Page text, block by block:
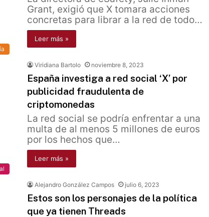
Grant, exigió que X tomara acciones
concretas para librar a la red de todo…
Leer más »
Viridiana Bartolo noviembre 8, 2023
España investiga a red social ‘X’ por
publicidad fraudulenta de
criptomonedas
La red social se podría enfrentar a una
multa de al menos 5 millones de euros
por los hechos que…
Leer más »
Alejandro González Campos julio 6, 2023
Estos son los personajes de la política
que ya tienen Threads